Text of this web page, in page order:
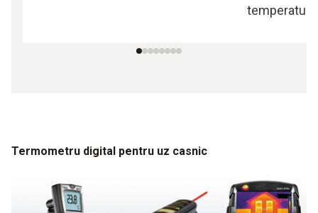
temperaturi
Termometru digital pentru uz casnic